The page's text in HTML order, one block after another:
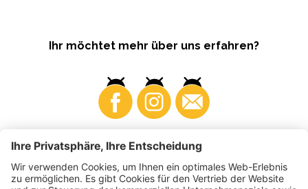
Ihr möchtet mehr über uns erfahren?
Business Produzenten